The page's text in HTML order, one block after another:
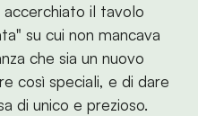
il tavolo
su cui non mancava
che sia un nuovo
così speciali, e di dare
di unico e prezioso.